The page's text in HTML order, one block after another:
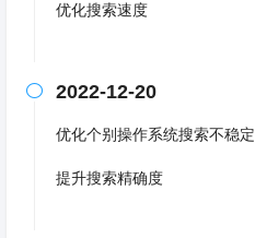
优化搜索速度
 2022-12-20
优化个别操作系统搜索不稳定
提升搜索精确度